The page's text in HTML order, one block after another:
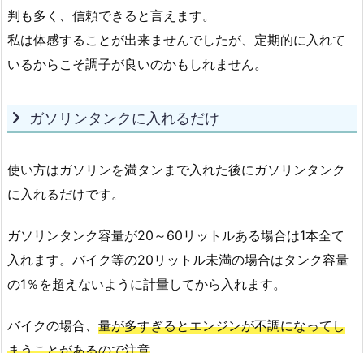
判も多く、信頼できると言えます。
私は体感することが出来ませんでしたが、定期的に入れて
いるからこそ調子が良いのかもしれません。
ガソリンタンクに入れるだけ
使い方はガソリンを満タンまで入れた後にガソリンタンク
に入れるだけです。
ガソリンタンク容量が20～60リットルある場合は1本全て
入れます。バイク等の20リットル未満の場合はタンク容量
の1％を超えないように計量してから入れます。
バイクの場合、 量が多すぎるとエンジンが不調になってし
まうことがあるので注意